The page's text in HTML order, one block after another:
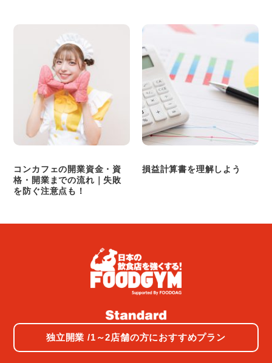
コンカフェの開業資金・資
格・開業までの流れ｜失敗
を防ぐ注意点も！
損益計算書を理解しよう
独立開業 /1～2店舗の方におすすめプラン